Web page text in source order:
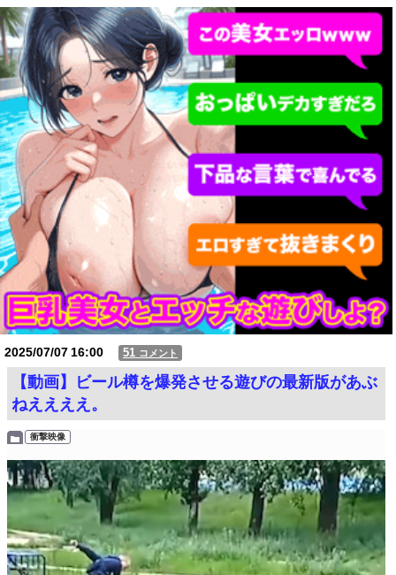
ても止まらない事態に
Powered by livedoor 相互RSS
2025/07/0716:00 51 コメント
【動画】ビール樽を爆発させる遊びの最新版があぶ
ねええええ。
衝撃映像